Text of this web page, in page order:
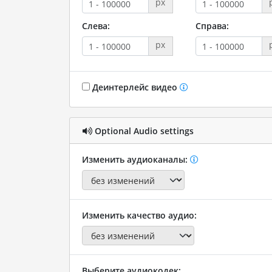
px
Слева:
px
Справа:
Деинтерлейс видео
Optional Audio settings
Изменить аудиоканалы:
Изменить качество аудио: